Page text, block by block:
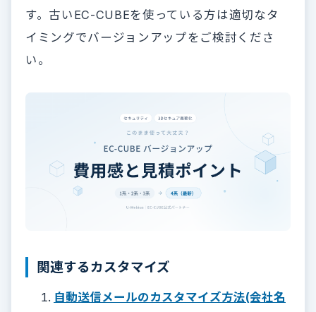
す。古いEC-CUBEを使っている方は適切なタ
イミングでバージョンアップをご検討くださ
い。
関連するカスタマイズ
自動送信メールのカスタマイズ方法(会社名